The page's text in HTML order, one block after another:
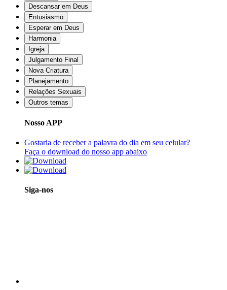
Descansar em Deus
Entusiasmo
Esperar em Deus
Harmonia
Igreja
Julgamento Final
Nova Criatura
Planejamento
Relações Sexuais
Outros temas
Nosso APP
Gostaria de receber a palavra do dia em seu celular?
Faça o download do nosso app abaixo
Siga-nos